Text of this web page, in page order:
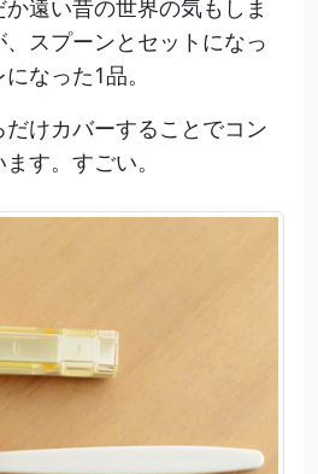
遠い昔の世界の気もしま
スプーンとセットになっ
なった1品。
けカバーすることでコン
す。すごい。